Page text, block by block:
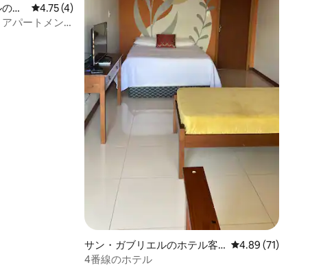
価
ホ
レビュー4件、5つ星中4.75つ星の平均評価
4.75 (4)
パートメン
サン・ガブリエルのホテル客
室
レビュー71件、5つ
4.89 (71)
4番線のホテル